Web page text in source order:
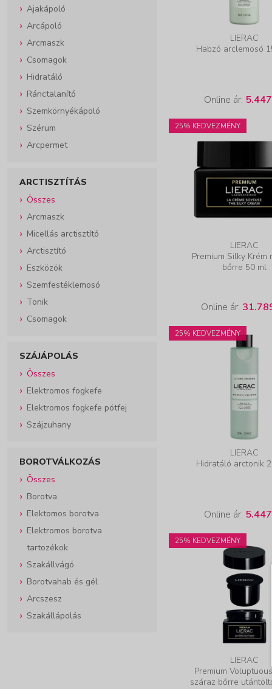
Ajakápoló
Arcápoló
Arcmaszk
Csomagok
Hidratáló
Ránctalanító
Szemkörnyékápoló
Szérum
Arcpermet
ARCTISZTÍTÁS
Összes
Arcmaszk
Micellás arctisztító
Arctisztító
Eszközök
Szemfestéklemosó
Tonik
Csomagok
SZÁJÁPOLÁS
Összes
Elektromos fogkefe
Elektromos fogkefe pótfej
Szájzuhany
BOROTVÁLKOZÁS
Összes
Borotva
Elektomos borotva
Elektromos borotva
tartozékok
Szakállvágó
Borotvahab és gél
Arcszesz
Szakállápolás
LIERAC
Habzó arclemosó
Online ár:
25% KEDVEZMÉNY
LIERAC
Premium Silky Krém
bőrre 50 ml
Online ár:
25% KEDVEZMÉNY
LIERAC
Hidratáló arctonik
Online ár:
25% KEDVEZMÉNY
LIERAC
Premium
száraz bőrre